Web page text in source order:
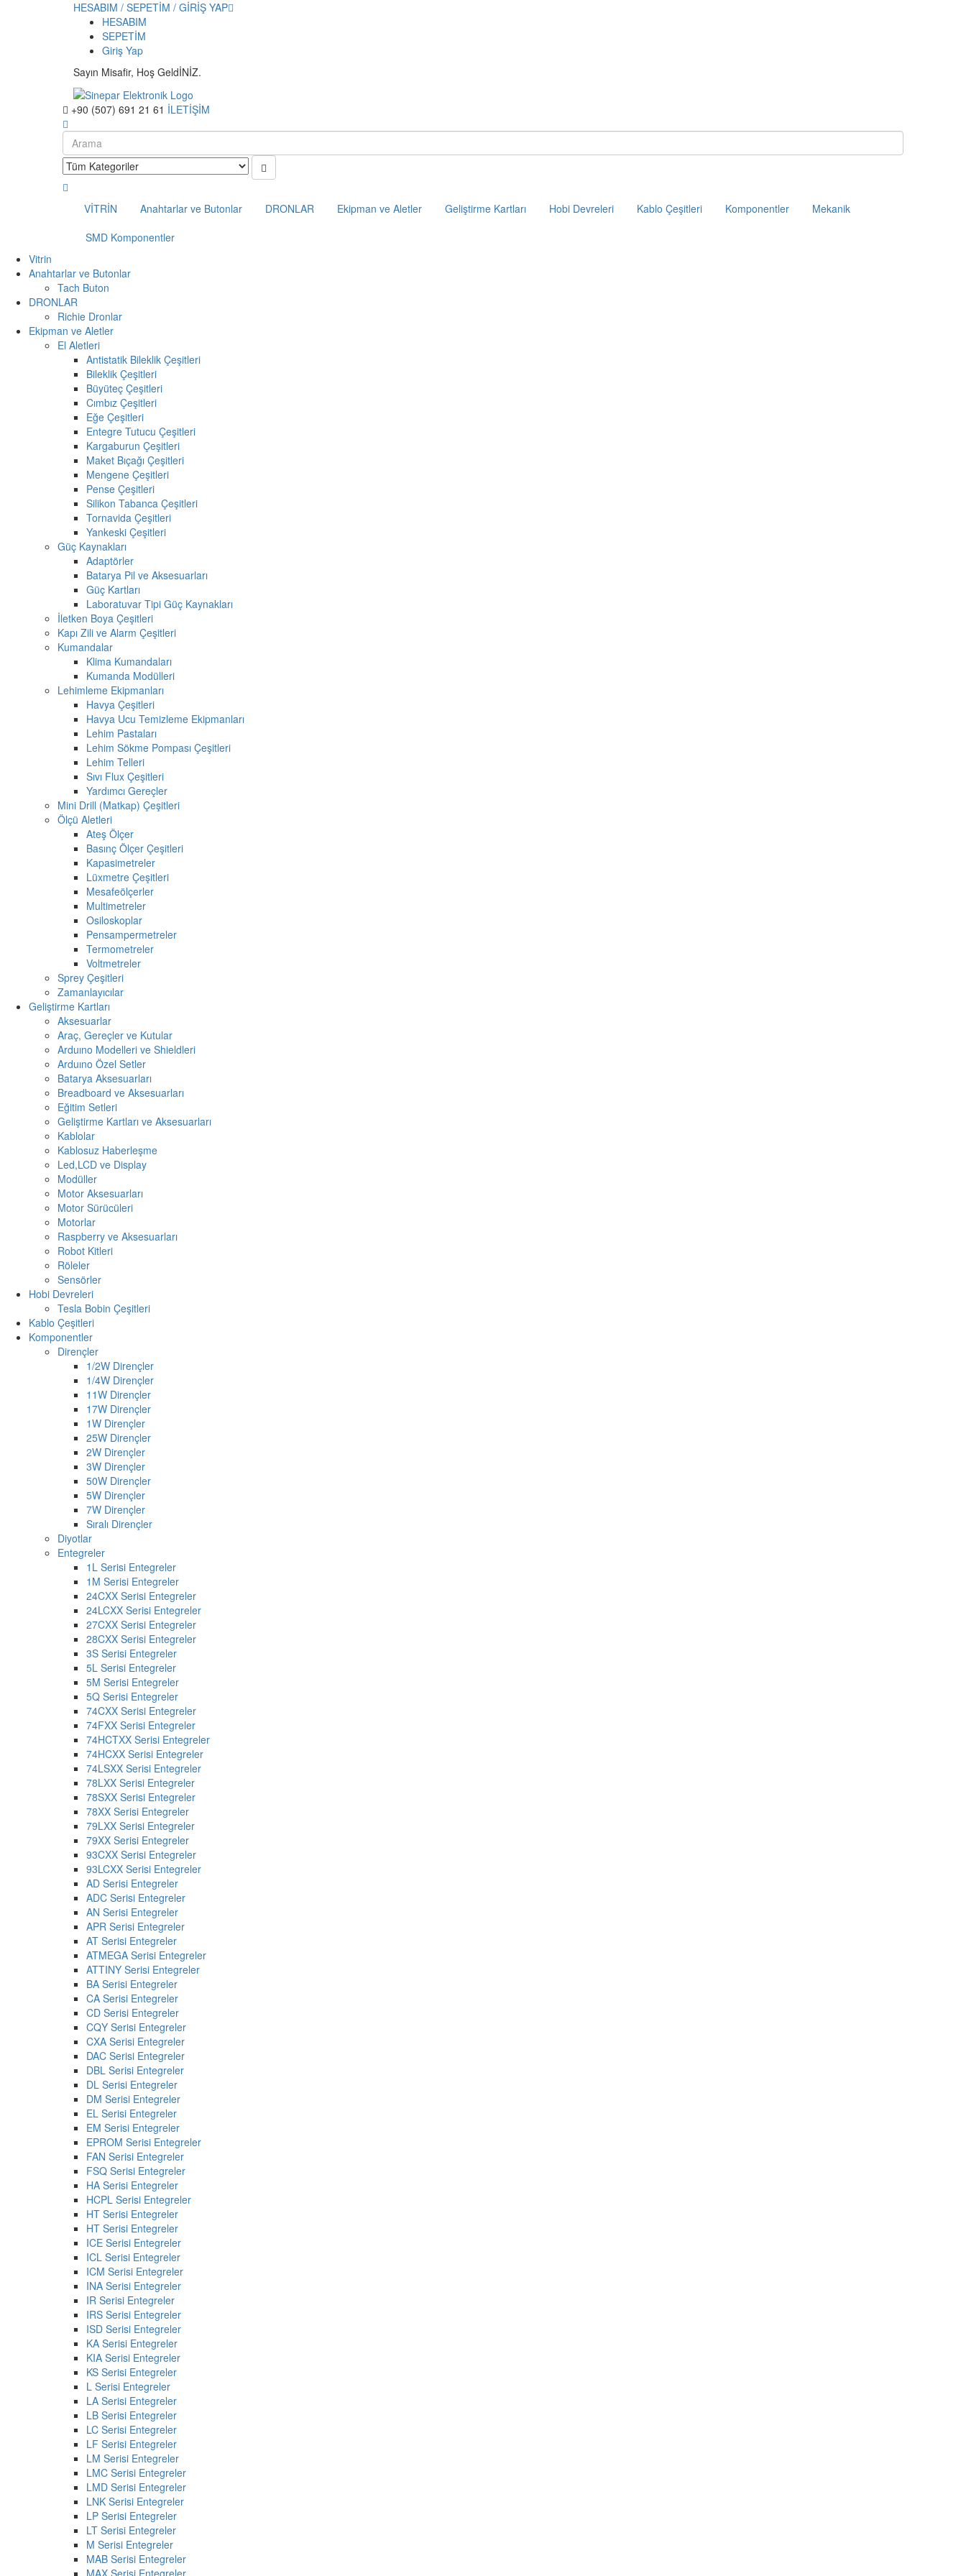
HESABIM / SEPETİM / GİRİŞ YAP
HESABIM
SEPETİM
Giriş Yap
Sayın Misafir, Hoş GeldİNİZ.
+90 (507) 691 21 61 İLETİŞİM
VİTRİN Anahtarlar ve Butonlar DRONLAR Ekipman ve Aletler Geliştirme Kartları Hobi Devreleri Kablo Çeşitleri Komponentler
Mekanik
SMD Komponentler
Vitrin
Anahtarlar ve Butonlar
Tach Buton
DRONLAR
Richie Dronlar
Ekipman ve Aletler
El Aletleri
Antistatik Bileklik Çeşitleri
Bileklik Çeşitleri
Büyüteç Çeşitleri
Cımbız Çeşitleri
Eğe Çeşitleri
Entegre Tutucu Çeşitleri
Kargaburun Çeşitleri
Maket Bıçağı Çeşitleri
Mengene Çeşitleri
Pense Çeşitleri
Silikon Tabanca Çeşitleri
Tornavida Çeşitleri
Yankeski Çeşitleri
Güç Kaynakları
Adaptörler
Batarya Pil ve Aksesuarları
Güç Kartları
Laboratuvar Tipi Güç Kaynakları
İletken Boya Çeşitleri
Kapı Zili ve Alarm Çeşitleri
Kumandalar
Klima Kumandaları
Kumanda Modülleri
Lehimleme Ekipmanları
Havya Çeşitleri
Havya Ucu Temizleme Ekipmanları
Lehim Pastaları
Lehim Sökme Pompası Çeşitleri
Lehim Telleri
Sıvı Flux Çeşitleri
Yardımcı Gereçler
Mini Drill (Matkap) Çeşitleri
Ölçü Aletleri
Ateş Ölçer
Basınç Ölçer Çeşitleri
Kapasimetreler
Lüxmetre Çeşitleri
Mesafeölçerler
Multimetreler
Osiloskoplar
Pensampermetreler
Termometreler
Voltmetreler
Sprey Çeşitleri
Zamanlayıcılar
Geliştirme Kartları
Aksesuarlar
Araç, Gereçler ve Kutular
Arduıno Modelleri ve Shieldleri
Arduıno Özel Setler
Batarya Aksesuarları
Breadboard ve Aksesuarları
Eğitim Setleri
Geliştirme Kartları ve Aksesuarları
Kablolar
Kablosuz Haberleşme
Led,LCD ve Display
Modüller
Motor Aksesuarları
Motor Sürücüleri
Motorlar
Raspberry ve Aksesuarları
Robot Kitleri
Röleler
Sensörler
Hobi Devreleri
Tesla Bobin Çeşitleri
Kablo Çeşitleri
Komponentler
Dirençler
1/2W Dirençler
1/4W Dirençler
11W Dirençler
17W Dirençler
1W Dirençler
25W Dirençler
2W Dirençler
3W Dirençler
50W Dirençler
5W Dirençler
7W Dirençler
Sıralı Dirençler
Diyotlar
Entegreler
1L Serisi Entegreler
1M Serisi Entegreler
24CXX Serisi Entegreler
24LCXX Serisi Entegreler
27CXX Serisi Entegreler
28CXX Serisi Entegreler
3S Serisi Entegreler
5L Serisi Entegreler
5M Serisi Entegreler
5Q Serisi Entegreler
74CXX Serisi Entegreler
74FXX Serisi Entegreler
74HCTXX Serisi Entegreler
74HCXX Serisi Entegreler
74LSXX Serisi Entegreler
78LXX Serisi Entegreler
78SXX Serisi Entegreler
78XX Serisi Entegreler
79LXX Serisi Entegreler
79XX Serisi Entegreler
93CXX Serisi Entegreler
93LCXX Serisi Entegreler
AD Serisi Entegreler
ADC Serisi Entegreler
AN Serisi Entegreler
APR Serisi Entegreler
AT Serisi Entegreler
ATMEGA Serisi Entegreler
ATTINY Serisi Entegreler
BA Serisi Entegreler
CA Serisi Entegreler
CD Serisi Entegreler
CQY Serisi Entegreler
CXA Serisi Entegreler
DAC Serisi Entegreler
DBL Serisi Entegreler
DL Serisi Entegreler
DM Serisi Entegreler
EL Serisi Entegreler
EM Serisi Entegreler
EPROM Serisi Entegreler
FAN Serisi Entegreler
FSQ Serisi Entegreler
HA Serisi Entegreler
HCPL Serisi Entegreler
HT Serisi Entegreler
HT Serisi Entegreler
ICE Serisi Entegreler
ICL Serisi Entegreler
ICM Serisi Entegreler
INA Serisi Entegreler
IR Serisi Entegreler
IRS Serisi Entegreler
ISD Serisi Entegreler
KA Serisi Entegreler
KIA Serisi Entegreler
KS Serisi Entegreler
L Serisi Entegreler
LA Serisi Entegreler
LB Serisi Entegreler
LC Serisi Entegreler
LF Serisi Entegreler
LM Serisi Entegreler
LMC Serisi Entegreler
LMD Serisi Entegreler
LNK Serisi Entegreler
LP Serisi Entegreler
LT Serisi Entegreler
M Serisi Entegreler
MAB Serisi Entegreler